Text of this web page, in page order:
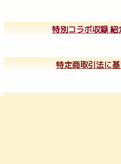
特別コラボ収録
特定商取引法に